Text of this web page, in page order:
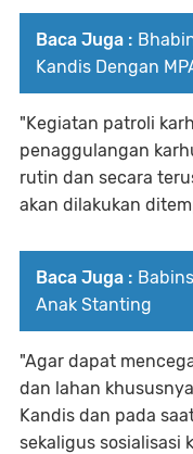
Baca Juga :
Kandis Dengan
"Kegiatan patroli
penaggulangan
rutin dan secara
akan dilakukan
Baca Juga :
Anak Stanting
"Agar dapat
dan lahan
Kandis dan pada
sekaligus sosialisasi